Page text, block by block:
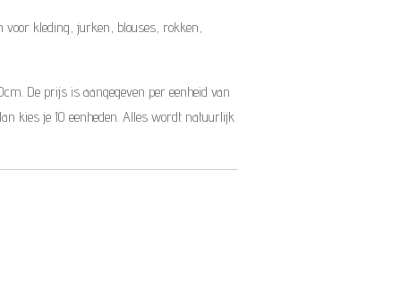
kleding, jurken, blouses, rokken,
De prijs is aangegeven per eenheid van
kies je 10 eenheden. Alles wordt natuurlijk